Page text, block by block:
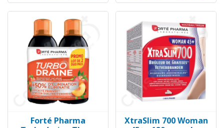
Forté Pharma
XtraSlim 700 Woman